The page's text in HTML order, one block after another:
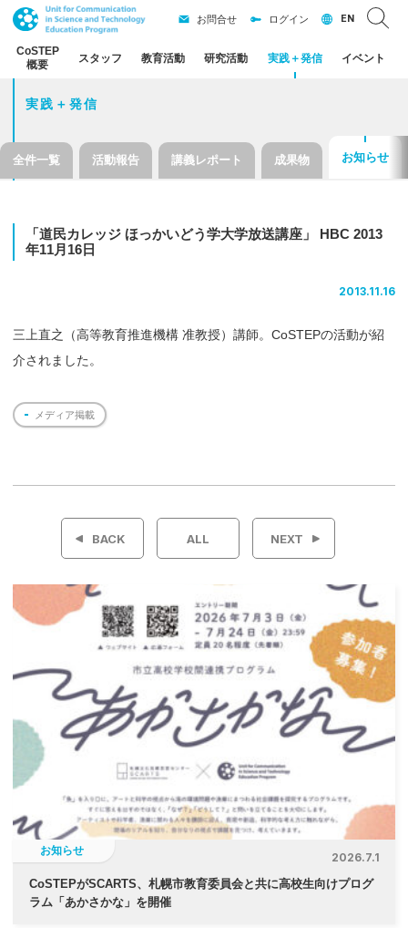
CoSTEP
概要
スタッフ 教育活動 研究活動 実践＋発信 イベント
お問合せ ログイン EN
実践＋発信
全件一覧 活動報告 講義レポート 成果物 お知らせ
「道民カレッジ ほっかいどう学大学放送講座」
HBC 2013
年11月 16 日
2013.11.16
三上直之（高等教育推進機構 准教授）講師。CoSTEPの活動が紹
介されました。
メディア掲載
投
ー
シ
ン
BACK ALL NEXT
お知らせ
2026.7.1
CoSTEPがSCARTS、札幌市教育委員会と共に高校生向けプログ
ラム「あかさかな」を開催